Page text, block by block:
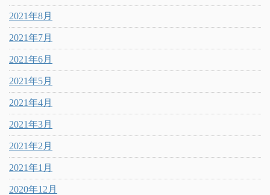
2021年8月
2021年7月
2021年6月
2021年5月
2021年4月
2021年3月
2021年2月
2021年1月
2020年12月